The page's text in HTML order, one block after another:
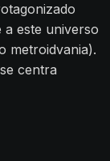
a este universo
metroidvania).
centra